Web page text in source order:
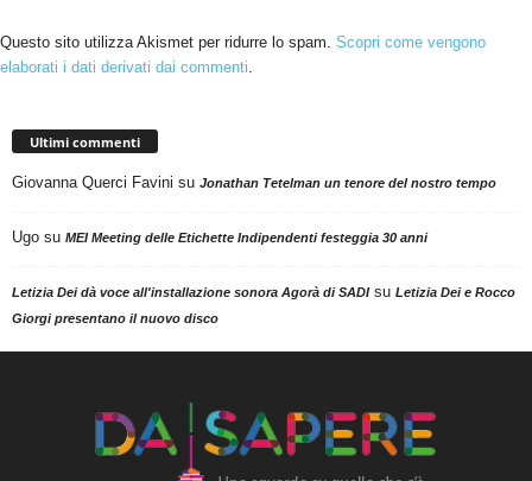
Questo sito utilizza Akismet per ridurre lo spam. Scopri come vengono
elaborati i dati derivati dai commenti.
Ultimi commenti
Giovanna Querci Favini su Jonathan Tetelman un tenore del nostro tempo
Ugo su MEI Meeting delle Etichette Indipendenti festeggia 30 anni
Letizia Dei dà voce all'installazione sonora Agorà di SADIsu Letizia Dei e Rocco
Giorgi presentano il nuovo disco